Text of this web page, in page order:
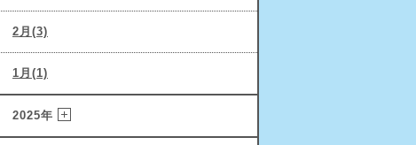
2月(3)
1月(1)
2025年